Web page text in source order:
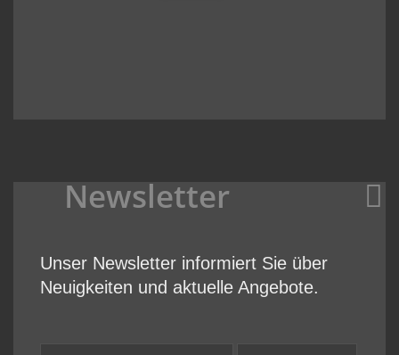
Newsletter
Unser Newsletter informiert Sie über
Neuigkeiten und aktuelle Angebote.